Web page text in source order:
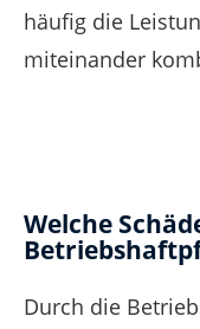
häufig die
miteinander
Welche
Durch die